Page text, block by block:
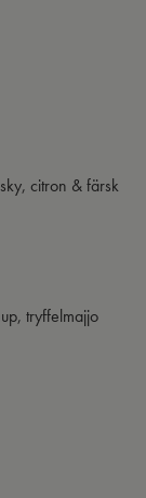
citron & färsk
tryffelmajjo